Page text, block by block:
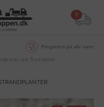
0
Prisgaranti på alle varer
på Trustpilot